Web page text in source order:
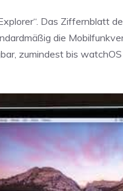
Das Ziffernblatt
die
zumindest bis